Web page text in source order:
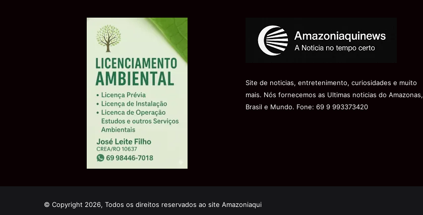
Site de noticias, entretenimento, curiosidades e muito
mais. Nós fornecemos as Ultimas noticias do Amazonas,
Brasil e Mundo. Fone: 69 9 993373420
© Copyright 2026, Todos os direitos reservados ao site Amazoniaqui